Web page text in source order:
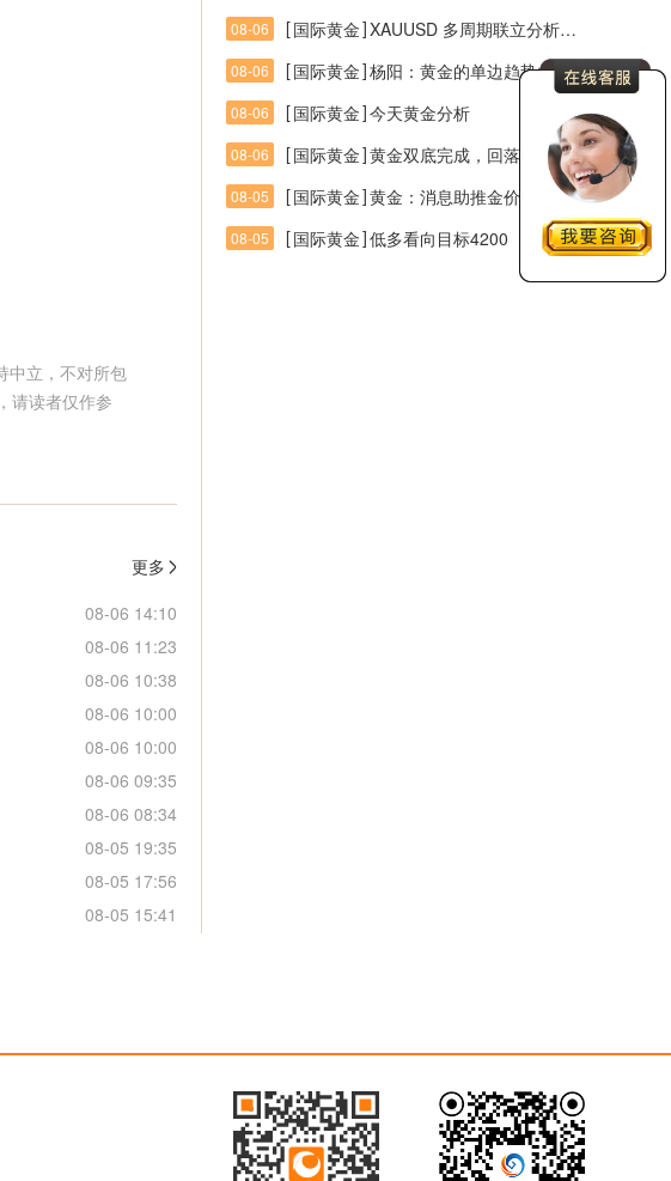
中立，不对所包
请读者仅作参
更多
08-06 14:10
08-06 11:23
08-06 10:38
08-06 10:00
08-06 10:00
08-06 09:35
08-06 08:34
08-05 19:35
08-05 17:56
08-05 15:41
08-06 [国际黄金]XAUUSD 多周期联立分析（周线W1 + 日线D1 + 4小时H4）
08-06 [国际黄金]杨阳：黄金的单边趋势力度来临！
08-06 [国际黄金]今天黄金分析
08-06 [国际黄金]黄金双底完成，回落继续多
08-05 [国际黄金]黄金：消息助推金价走强，能否一举突破区间壁垒打破震荡
08-05 [国际黄金]低多看向目标4200